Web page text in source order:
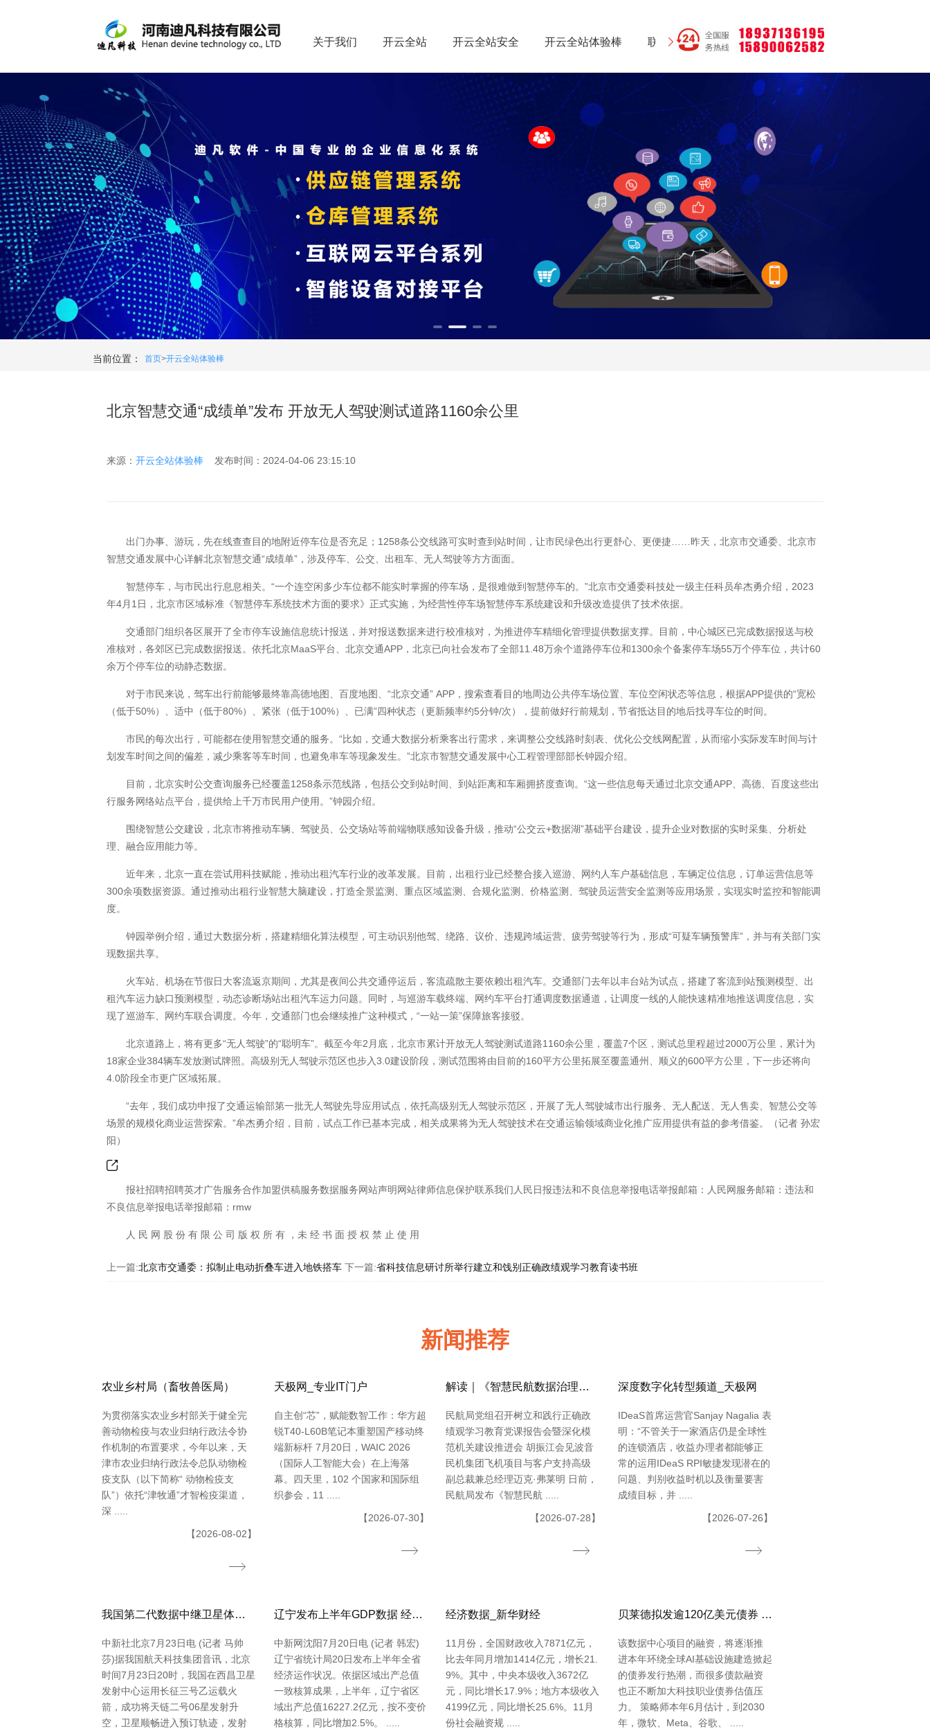
关于我们 开云全站 开云全站安全 开云全站体验棒 联系我们 网站地图
当前位置： 首页>开云全站体验棒
北京智慧交通“成绩单”发布 开放无人驾驶测试道路1160余公里
来源：开云全站体验棒 发布时间：2024-04-06 23:15:10
出门办事、游玩，先在线查查目的地附近停车位是否充足；1258条公交线路可实时查到站时间，让市民绿色出行更舒心、更便捷……昨天，北京市交通委、北京市
智慧交通发展中心详解北京智慧交通“成绩单”，涉及停车、公交、出租车、无人驾驶等方方面面。
智慧停车，与市民出行息息相关。“一个连空闲多少车位都不能实时掌握的停车场，是很难做到智慧停车的。”北京市交通委科技处一级主任科员牟杰勇介绍，2023
年4月1日，北京市区域标准《智慧停车系统技术方面的要求》正式实施，为经营性停车场智慧停车系统建设和升级改造提供了技术依据。
交通部门组织各区展开了全市停车设施信息统计报送，并对报送数据来进行校准核对，为推进停车精细化管理提供数据支撑。目前，中心城区已完成数据报送与校
准核对，各郊区已完成数据报送。依托北京MaaS平台、北京交通APP，北京已向社会发布了全部11.48万余个道路停车位和1300余个备案停车场55万个停车位，共计60
余万个停车位的动静态数据。
对于市民来说，驾车出行前能够最终靠高德地图、百度地图、“北京交通” APP，搜索查看目的地周边公共停车场位置、车位空闲状态等信息，根据APP提供的“宽松
（低于50%）、适中（低于80%）、紧张（低于100%）、已满”四种状态（更新频率约5分钟/次），提前做好行前规划，节省抵达目的地后找寻车位的时间。
市民的每次出行，可能都在使用智慧交通的服务。“比如，交通大数据分析乘客出行需求，来调整公交线路时刻表、优化公交线网配置，从而缩小实际发车时间与计
划发车时间之间的偏差，减少乘客等车时间，也避免串车等现象发生。”北京市智慧交通发展中心工程管理部部长钟园介绍。
目前，北京实时公交查询服务已经覆盖1258条示范线路，包括公交到站时间、到站距离和车厢拥挤度查询。“这一些信息每天通过北京交通APP、高德、百度这些出
行服务网络站点平台，提供给上千万市民用户使用。”钟园介绍。
围绕智慧公交建设，北京市将推动车辆、驾驶员、公交场站等前端物联感知设备升级，推动“公交云+数据湖”基础平台建设，提升企业对数据的实时采集、分析处
理、融合应用能力等。
近年来，北京一直在尝试用科技赋能，推动出租汽车行业的改革发展。目前，出租行业已经整合接入巡游、网约人车户基础信息，车辆定位信息，订单运营信息等
300余项数据资源。通过推动出租行业智慧大脑建设，打造全景监测、重点区域监测、合规化监测、价格监测、驾驶员运营安全监测等应用场景，实现实时监控和智能调
度。
钟园举例介绍，通过大数据分析，搭建精细化算法模型，可主动识别他驾、绕路、议价、违规跨域运营、疲劳驾驶等行为，形成“可疑车辆预警库”，并与有关部门实
现数据共享。
火车站、机场在节假日大客流返京期间，尤其是夜间公共交通停运后，客流疏散主要依赖出租汽车。交通部门去年以丰台站为试点，搭建了客流到站预测模型、出
租汽车运力缺口预测模型，动态诊断场站出租汽车运力问题。同时，与巡游车载终端、网约车平台打通调度数据通道，让调度一线的人能快速精准地推送调度信息，实
现了巡游车、网约车联合调度。今年，交通部门也会继续推广这种模式，“一站一策”保障旅客接驳。
北京道路上，将有更多“无人驾驶”的“聪明车”。截至今年2月底，北京市累计开放无人驾驶测试道路1160余公里，覆盖7个区，测试总里程超过2000万公里，累计为
18家企业384辆车发放测试牌照。高级别无人驾驶示范区也步入3.0建设阶段，测试范围将由目前的160平方公里拓展至覆盖通州、顺义的600平方公里，下一步还将向
4.0阶段全市更广区域拓展。
“去年，我们成功申报了交通运输部第一批无人驾驶先导应用试点，依托高级别无人驾驶示范区，开展了无人驾驶城市出行服务、无人配送、无人售卖、智慧公交等
场景的规模化商业运营探索。”牟杰勇介绍，目前，试点工作已基本完成，相关成果将为无人驾驶技术在交通运输领域商业化推广应用提供有益的参考借鉴。（记者 孙宏
阳）
报社招聘招聘英才广告服务合作加盟供稿服务数据服务网站声明网站律师信息保护联系我们人民日报违法和不良信息举报电话举报邮箱：人民网服务邮箱：违法和
不良信息举报电话举报邮箱：rmw
人 民 网 股 份 有 限 公 司 版 权 所 有 ，未 经 书 面 授 权 禁 止 使 用
上一篇:北京市交通委：拟制止电动折叠车进入地铁搭车 下一篇:省科技信息研讨所举行建立和饯别正确政绩观学习教育读书班
新闻推荐
农业乡村局（畜牧兽医局）
为贯彻落实农业乡村部关于健全完
善动物检疫与农业归纳行政法令协
作机制的布置要求，今年以来，天
津市农业归纳行政法令总队动物检
疫支队（以下简称“ 动物检疫支
队”）依托“津牧通”才智检疫渠道，
深 .....
【2026-08-02】
天极网_专业IT门户
自主创“芯”，赋能数智工作：华方超
锐T40-L60B笔记本重塑国产移动终
端新标杆 7月20日，WAIC 2026
（国际人工智能大会）在上海落
幕。四天里，102 个国家和国际组
织参会，11 .....
【2026-07-30】
解读｜《智慧民航数据治理典型实践案例
民航局党组召开树立和践行正确政
绩观学习教育党课报告会暨深化模
范机关建设推进会 胡振江会见波音
民机集团飞机项目与客户支持高级
副总裁兼总经理迈克·弗莱明 日前，
民航局发布《智慧民航 .....
【2026-07-28】
深度数字化转型频道_天极网
IDeaS首席运营官Sanjay Nagalia 表
明：“不管关于一家酒店仍是全球性
的连锁酒店，收益办理者都能够正
常的运用IDeaS RPI敏捷发现潜在的
问题、判别收益时机以及衡量要害
成绩目标，并 .....
【2026-07-26】
我国第二代数据中继卫星体系再添新成员
中新社北京7月23日电 (记者 马帅
莎)据我国航天科技集团音讯，北京
时间7月23日20时，我国在西昌卫星
发射中心运用长征三号乙运载火
箭，成功将天链二号06星发射升
空，卫星顺畅进入预订轨迹，发射
辽宁发布上半年GDP数据 经济运转整体平稳
中新网沈阳7月20日电 (记者 韩宏)
辽宁省统计局20日发布上半年全省
经济运作状况。依据区域出产总值
一致核算成果，上半年，辽宁省区
域出产总值16227.2亿元，按不变价
格核算，同比增加2.5%。 .....
经济数据_新华财经
11月份，全国财政收入7871亿元，
比去年同月增加1414亿元，增长21.
9%。其中，中央本级收入3672亿
元，同比增长17.9%；地方本级收入
4199亿元，同比增长25.6%。11月
份社会融资规 .....
贝莱德拟发逾120亿美元债券 为Meta得州数据中心供给融资
该数据中心项目的融资，将逐渐推
进本年环绕全球AI基础设施建造掀起
的债券发行热潮，而很多债款融资
也正不断加大科技职业债券估值压
力。 策略师本年6月估计，到2030
年，微软、Meta、谷歌、 .....